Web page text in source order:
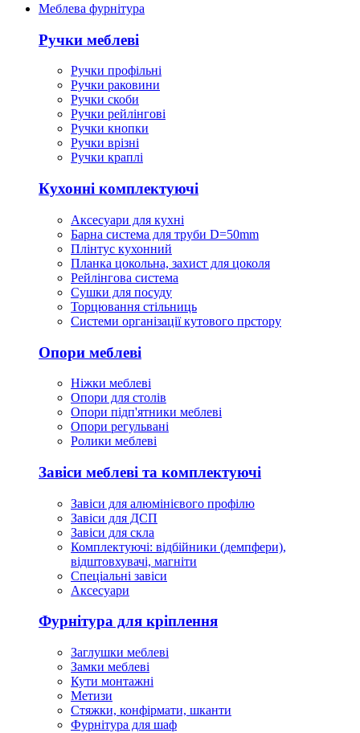
Меблева фурнітура
Ручки меблеві
Ручки профільні
Ручки раковини
Ручки скоби
Ручки рейлінгові
Ручки кнопки
Ручки врізні
Ручки краплі
Кухонні комплектуючі
Аксесуари для кухні
Барна система для труби D=50mm
Плінтус кухонний
Планка цокольна, захист для цоколя
Рейлінгова система
Сушки для посуду
Торцювання стільниць
Cистеми організації кутового прстору
Опори меблеві
Ніжки меблеві
Опори для столів
Опори підп'ятники меблеві
Опори регульвані
Ролики меблеві
Завіси меблеві та комплектуючі
Завіси для алюмінієвого профілю
Завіси для ДСП
Завіси для скла
Комплектуючі: відбійники (демпфери),
відштовхувачі, магніти
Спеціальні завіси
Аксесуари
Фурнітура для кріплення
Заглушки меблеві
Замки меблеві
Кути монтажні
Метизи
Стяжки, конфірмати, шканти
Фурнітура для шаф